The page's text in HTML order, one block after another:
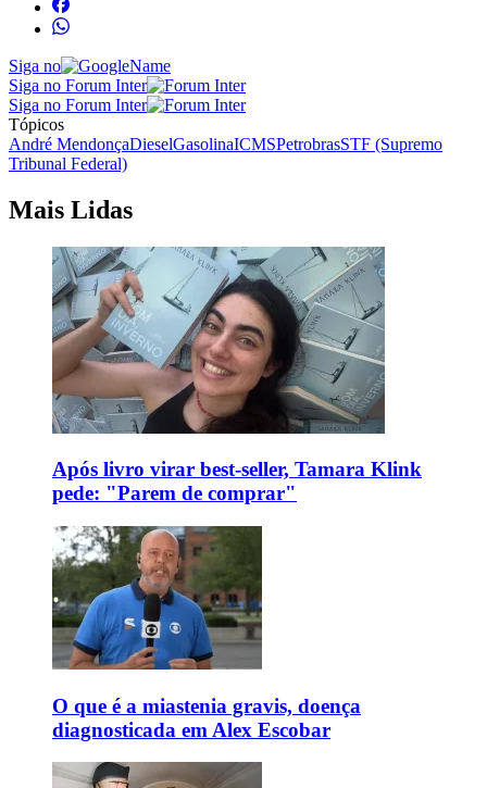
Siga no
Siga no Forum Inter
Siga no Forum Inter
Tópicos
André MendonçaDieselGasolinaICMSPetrobrasSTF (Supremo
Tribunal Federal)
Mais Lidas
Após livro virar best-seller, Tamara Klink
pede: "Parem de comprar"
O que é a miastenia gravis, doença
diagnosticada em Alex Escobar